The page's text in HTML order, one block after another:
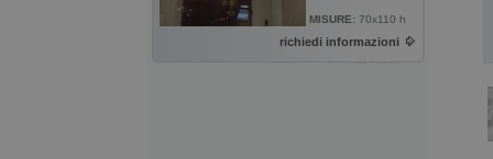
MISURE: 70x110 h
richiedi informazioni